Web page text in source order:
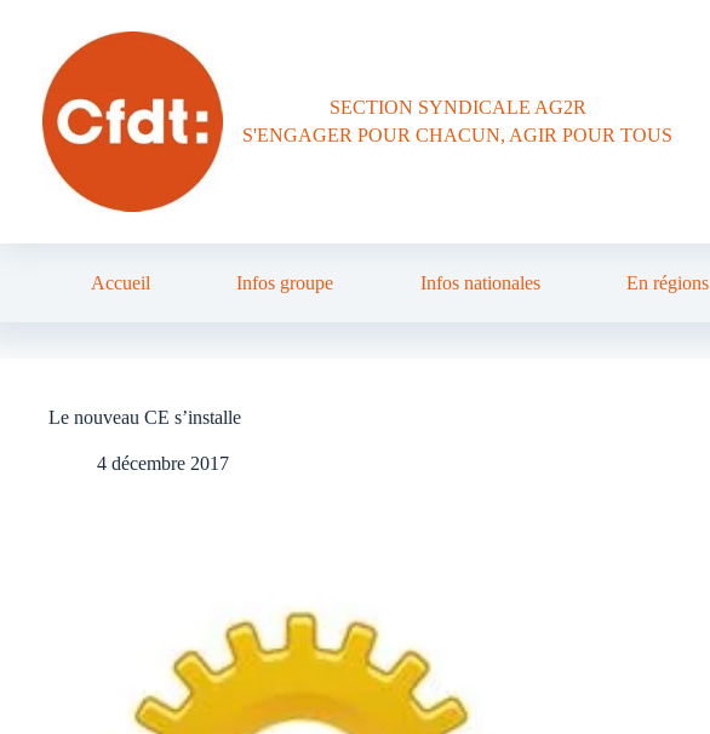
SECTION SYNDICALE AG2R
S'ENGAGER POUR CHACUN, AGIR POUR TOUS
Accueil Infos groupe Infos nationales En régions
Le nouveau CE s’installe
4 décembre 2017